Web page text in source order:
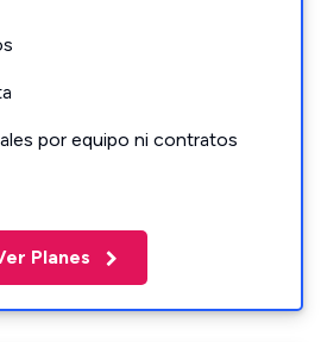
por equipo ni contratos
Planes